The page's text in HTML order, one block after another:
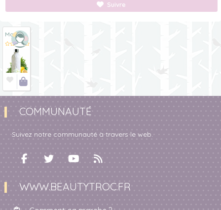
Suivre
Mayla
 
COMMUNAUTÉ
Suivez notre communauté à travers le web.
WWW.BEAUTYTROC.FR